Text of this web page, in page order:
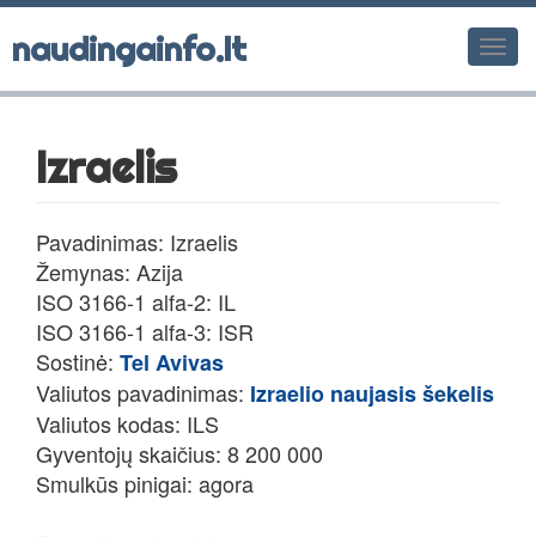
naudingainfo.lt
Izraelis
Pavadinimas: Izraelis
Žemynas: Azija
ISO 3166-1 alfa-2: IL
ISO 3166-1 alfa-3: ISR
Sostinė: Tel Avivas
Valiutos pavadinimas: Izraelio naujasis šekelis
Valiutos kodas: ILS
Gyventojų skaičius: 8 200 000
Smulkūs pinigai: agora